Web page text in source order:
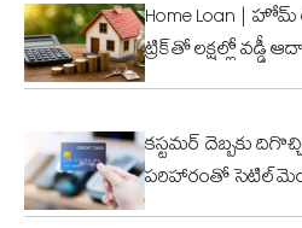
Home Loan |
ట్రిక్‌తో లక్షల్లో వడ్డీ
కస్టమర్ దెబ్బకు
పరిహారంతో